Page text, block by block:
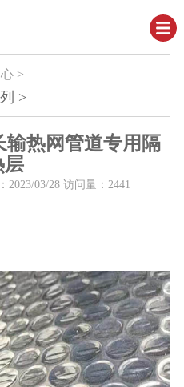
>
>
输热网管道专用隔
层
2023/03/28访问量： 2441